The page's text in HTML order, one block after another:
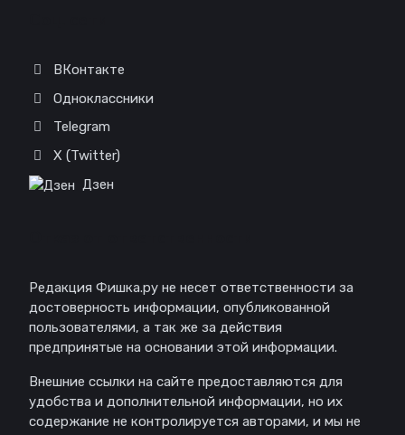
ВКонтакте
Одноклассники
Telegram
X (Twitter)
Дзен
Редакция Фишка.ру не несет ответственности за
достоверность информации, опубликованной
пользователями, а так же за действия
предпринятые на основании этой информации.
Внешние ссылки на сайте предоставляются для
удобства и дополнительной информации, но их
содержание не контролируется авторами, и мы не